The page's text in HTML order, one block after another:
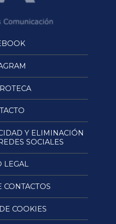
Y ELIMINACIÓN
SOCIALES
LEGAL
CONTACTOS
COOKIES